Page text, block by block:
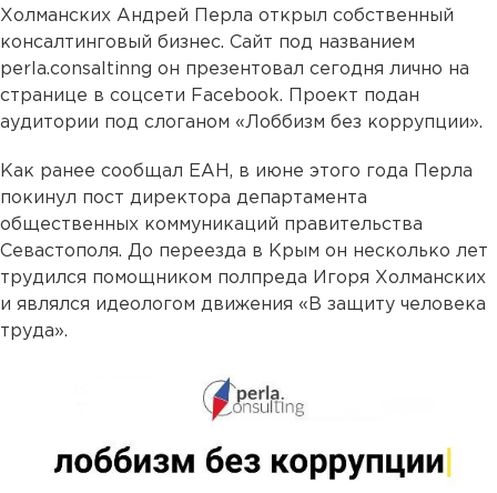
Холманских Андрей Перла открыл собственный
консалтинговый бизнес. Сайт под названием
perla.consaltinng он презентовал сегодня лично на
странице в соцсети Facebook. Проект подан
аудитории под слоганом «Лоббизм без коррупции».
Как ранее сообщал ЕАН, в июне этого года Перла
покинул пост директора департамента
общественных коммуникаций правительства
Севастополя. До переезда в Крым он несколько лет
трудился помощником полпреда Игоря Холманских
и являлся идеологом движения «В защиту человека
труда».